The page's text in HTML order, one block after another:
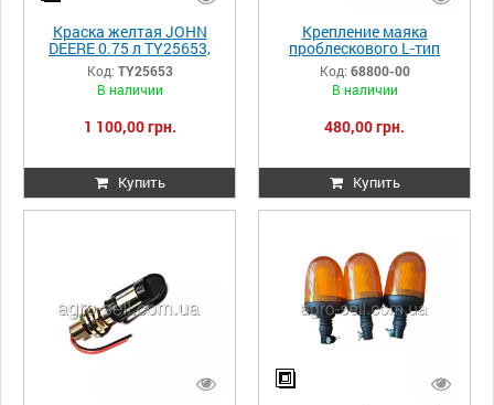
Краска желтая JOHN
DEERE 0.75 л TY25653,
TY25640, TY25645,
TY25627, TY25678,
TY25679
Код: TY25653
В наличии
1 100,00 грн.
Купить
Крепление маяка
проблескового L-тип
Код: 68800-00
В наличии
480,00 грн.
Купить